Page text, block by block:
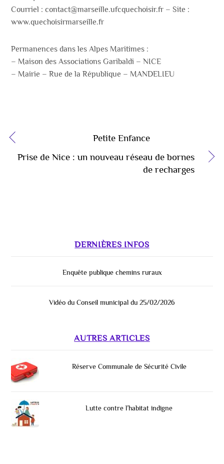
Courriel : contact@marseille.ufcquechoisir.fr – Site :
www.quechoisirmarseille.fr
Permanences dans les Alpes Maritimes :
– Maison des Associations Garibaldi – NICE
– Mairie – Rue de la République – MANDELIEU
Petite Enfance
Prise de Nice : un nouveau réseau de bornes
de recharges
DERNIÈRES INFOS
Enquête publique chemins ruraux
Vidéo du Conseil municipal du 25/02/2026
AUTRES ARTICLES
Réserve Communale de Sécurité Civile
Lutte contre l’habitat indigne